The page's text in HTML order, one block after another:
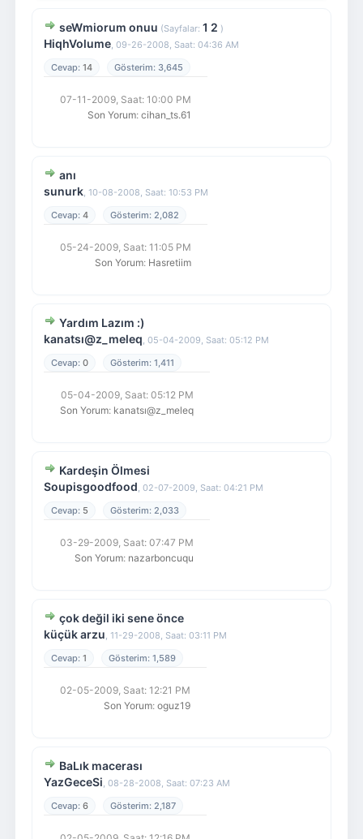
seWmiorum onuu (Sayfalar: 1 2 )
HiqhVolume, 09-26-2008, Saat: 04:36 AM
14
3,645
07-11-2009, Saat: 10:00 PM
Son Yorum: cihan_ts.61
anı
sunurk, 10-08-2008, Saat: 10:53 PM
4
2,082
05-24-2009, Saat: 11:05 PM
Son Yorum: Hasretiim
Yardım Lazım :)
kanatsı@z_meleq, 05-04-2009, Saat: 05:12 PM
0
1,411
05-04-2009, Saat: 05:12 PM
Son Yorum: kanatsı@z_meleq
Kardeşin Ölmesi
Soupisgoodfood, 02-07-2009, Saat: 04:21 PM
5
2,033
03-29-2009, Saat: 07:47 PM
Son Yorum: nazarboncuqu
çok değil iki sene önce
küçük arzu, 11-29-2008, Saat: 03:11 PM
1
1,589
02-05-2009, Saat: 12:21 PM
Son Yorum: oguz19
BaLık macerası
YazGeceSi, 08-28-2008, Saat: 07:23 AM
6
2,187